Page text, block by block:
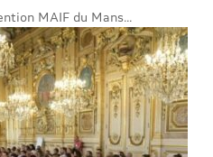
MAIF du Mans...